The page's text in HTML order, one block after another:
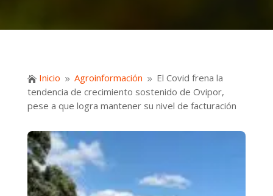
 Inicio 9 Agroinformación 9 El Covid frena la
tendencia de crecimiento sostenido de Ovipor,
pese a que logra mantener su nivel de facturación